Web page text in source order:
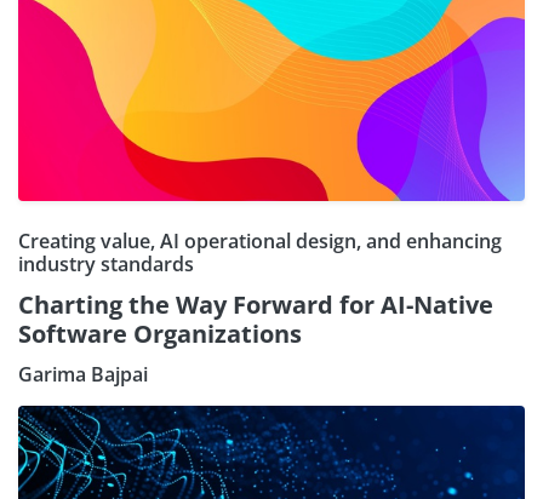
Creating value, AI operational design, and enhancing
industry standards
Charting the Way Forward for AI-Native
Software Organizations
Garima Bajpai